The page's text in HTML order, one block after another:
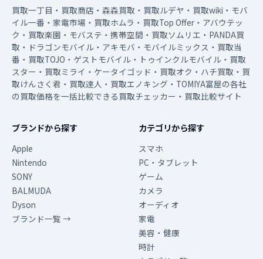
買取一丁目・買取商店・森森買取・買取ルデヤ・買取wiki・モバ
イル一番・家電市場・買取ホムラ・買取Top Offer・アバウテッ
ク・買取楽園・モバステ・携帯空間・買取ソムリエ・PANDA買
取・ドラゴンモバイル・アキモバ・モバイルミックス・買取当
番・買取TOJO・ゲストモバイル・トゥインクルモバイル・買取
スター・買取ミライ・ケータイゴッド・買取オク・ハチ買取・買
取けんさく君・買取達人・買取エノキング・TOMIYA富屋の各社
の買取価格を一括比較できる買取チェッカー・買取比較サイト
ブランドから探す
Apple
Nintendo
SONY
BALMUDA
Dyson
ブランド一覧 →
カテゴリから探す
スマホ
PC・タブレット
ゲーム
カメラ
オーディオ
家電
美容・健康
時計